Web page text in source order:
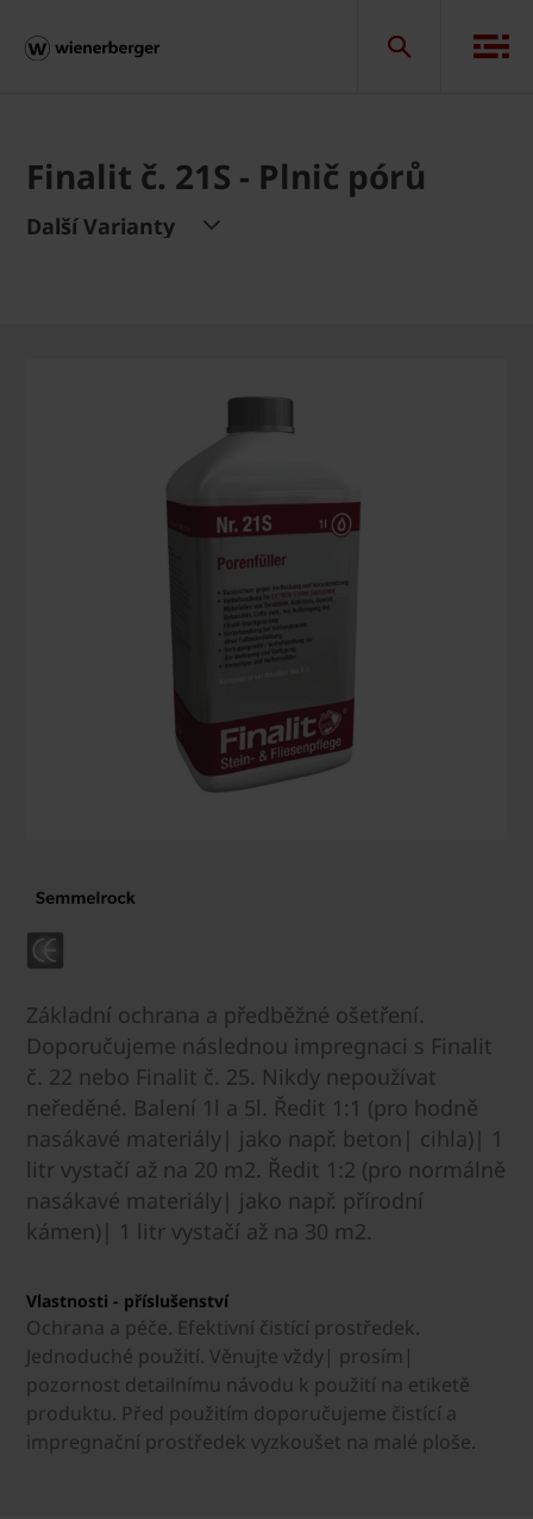
Finalit č. 21S - Plnič pórů
Další Varianty
Základní ochrana a předběžné ošetření.
Doporučujeme následnou impregnaci s Finalit
č. 22 nebo Finalit č. 25. Nikdy nepoužívat
neředěné. Balení 1l a 5l. Ředit 1:1 (pro hodně
nasákavé materiály| jako např. beton| cihla)| 1
litr vystačí až na 20 m2. Ředit 1:2 (pro normálně
nasákavé materiály| jako např. přírodní
kámen)| 1 litr vystačí až na 30 m2.
Vlastnosti - příslušenství
Ochrana a péče. Efektivní čistící prostředek.
Jednoduché použití. Věnujte vždy| prosím|
pozornost detailnímu návodu k použití na etiketě
produktu. Před použitím doporučujeme čistící a
impregnační prostředek vyzkoušet na malé ploše.